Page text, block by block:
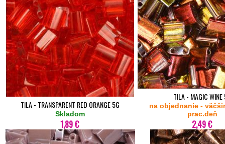
TILA - TRANSPARENT RED ORANGE 5G
Skladom
1,89 €
TILA - MAGIC WINE
na objednanie -
prac.deň
2,49 €